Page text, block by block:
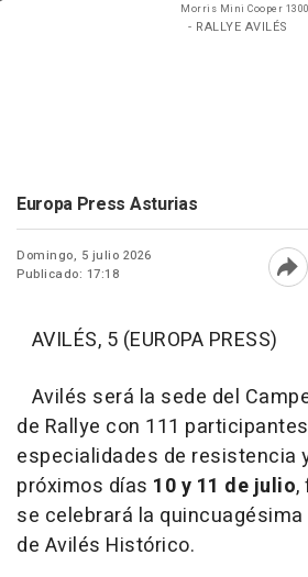
Morris Mini Cooper
- RALLYE AVILÉS
Europa Press Asturias
Domingo, 5 julio 2026
Publicado: 17:18
AVILÉS, 5 (EUROPA PRESS)
Avilés será la sede del
de Rallye con 111
especialidades de resistencia
próximos días 10 y 11 de julio,
se celebrará la
de Avilés Histórico.